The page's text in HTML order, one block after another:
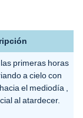
primeras horas
a cielo con
el mediodía ,
al atardecer.